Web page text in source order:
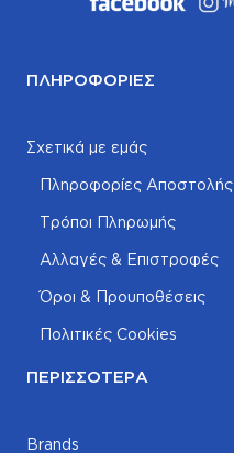
ΠΛΗΡΟΦΟΡΊΕΣ
Σχετικά με εμάς
Πληροφορίες Αποστολής
Τρόποι Πληρωμής
Αλλαγές & Επιστροφές
Όροι & Προυποθέσεις
Πολιτικές Cookies
ΠΕΡΙΣΣΌΤΕΡΑ
Brands